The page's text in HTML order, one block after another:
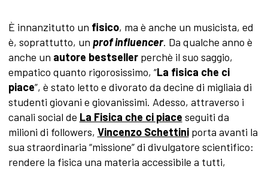
È innanzitutto un fisico, ma è anche un musicista, ed
è, soprattutto, un prof influencer. Da qualche anno è
anche un autore bestsellerperchè il suo saggio,
empatico quanto rigorosissimo, “La fisica che ci
piace”, è stato letto e divorato da decine di migliaia di
studenti giovani e giovanissimi. Adesso, attraverso i
canali social de La Fisica che ci piace seguiti da
milioni di followers, Vincenzo Schettiniporta avanti la
sua straordinaria “missione” di divulgatore scientifico:
rendere la fisica una materia accessibile a tutti,